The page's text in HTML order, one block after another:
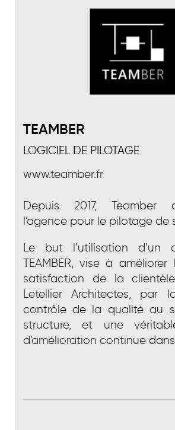
TEAMBER
LOGICIEL DE PILOTAGE
www.teamber.fr
Depuis 2017, Teamber
l’agence pour le pilotage de
Le but l’utilisation d’un
TEAMBER, vise à
satisfaction de la
Letellier Architectes, par
contrôle de la qualité au
structure, et une
d’amélioration continue dans